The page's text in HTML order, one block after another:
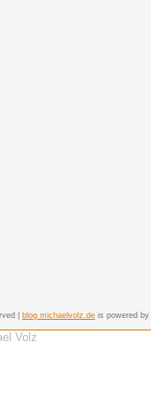
| blog michaelvolz.de is powered by
Volz